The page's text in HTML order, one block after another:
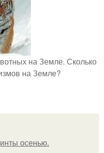
на Земле. Сколько
на Земле?
осенью.